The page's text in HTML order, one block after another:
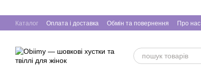
Каталог Оплата і доставка Обмін та повернення Про нас